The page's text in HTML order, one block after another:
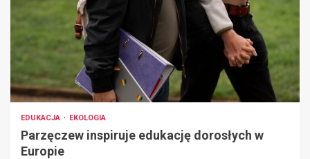
EDUKACJA EKOLOGIA
Parzęczew inspiruje edukację dorosłych w
Europie